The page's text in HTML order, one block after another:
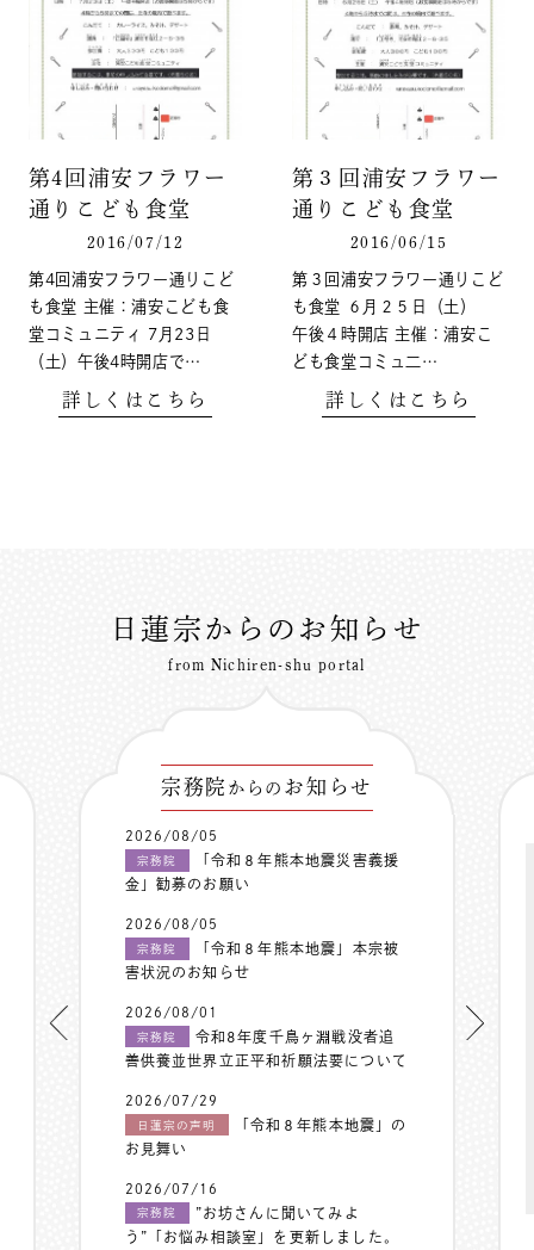
第4回浦安フラワー
通りこども食堂
2016/07/12
第4回浦安フラワー通りこど
も食堂 主催：浦安こども食
堂コミュニティ 7月23日
（土）午後4時開店で…
詳しくはこちら
第３回浦安フラワー
通りこども食堂
2016/06/15
第３回浦安フラワー通りこど
も食堂 ６月２５日（土）
午後４時開店 主催：浦安こ
ども食堂コミュ二…
詳しくはこちら
日蓮宗からのお知らせ
from Nichiren-shu portal
宗務院 からの お知らせ
2026/08/05
宗務院
「令和８年熊本地震災害義援
金」勧募のお願い
2026/08/05
宗務院
「令和８年熊本地震」本宗被
害状況のお知らせ
2026/08/01
宗務院
令和8年度千鳥ヶ淵戦没者追
善供養並世界立正平和祈願法要について
2026/07/29
日蓮宗の声明
「令和８年熊本地震」の
お見舞い
2026/07/16
宗務院
”お坊さんに聞いてみよ
う”「お悩み相談室」を更新しました。